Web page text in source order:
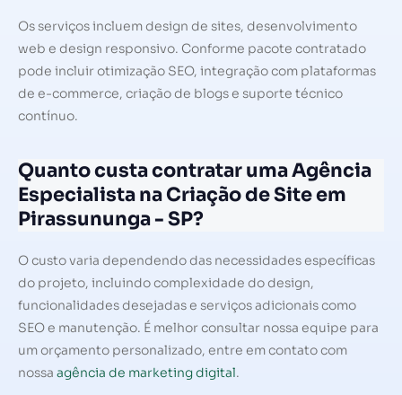
Os serviços incluem design de sites, desenvolvimento
web e design responsivo. Conforme pacote contratado
pode incluir otimização SEO, integração com plataformas
de e-commerce, criação de blogs e suporte técnico
contínuo.
Quanto custa contratar uma Agência
Especialista na Criação de Site em
Pirassununga - SP?
O custo varia dependendo das necessidades específicas
do projeto, incluindo complexidade do design,
funcionalidades desejadas e serviços adicionais como
SEO e manutenção. É melhor consultar nossa equipe para
um orçamento personalizado, entre em contato com
nossa agência de marketing digital.